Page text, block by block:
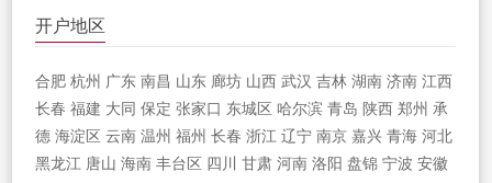
开户地区
合肥 杭州 广东 南昌 山东 廊坊 山西 武汉 吉林 湖南 济南 江西
长春 福建 大同 保定 张家口 东城区 哈尔滨 青岛 陕西 郑州 承
德 海淀区 云南 温州 福州 长春 浙江 辽宁 南京 嘉兴 青海 河北
黑龙江 唐山 海南 丰台区 四川 甘肃 河南 洛阳 盘锦 宁波 安徽